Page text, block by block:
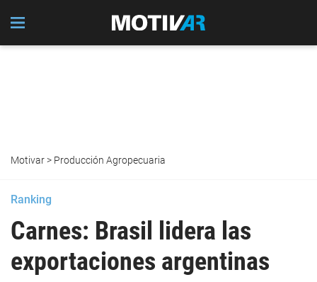
Motivar> Producción Agropecuaria
Ranking
Carnes: Brasil lidera las
exportaciones argentinas